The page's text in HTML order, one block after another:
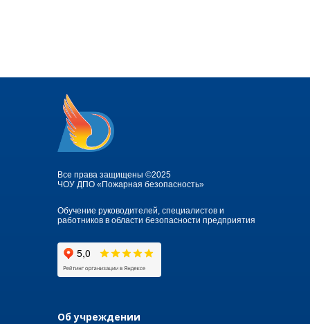
Об учреждении
Все права защищены ©2025
ЧОУ ДПО «Пожарная безопасность»
Обучение руководителей, специалистов и
работников в области безопасности предприятия